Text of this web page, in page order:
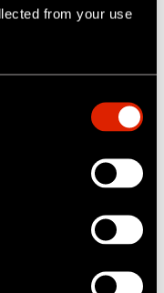
from your use